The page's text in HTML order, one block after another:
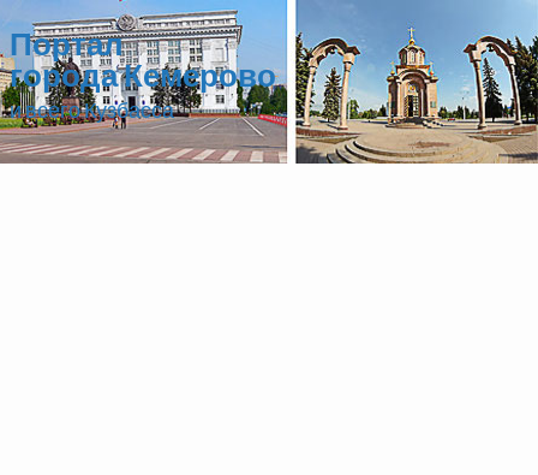
Портал
города Кемерово
и всего Кузбасса